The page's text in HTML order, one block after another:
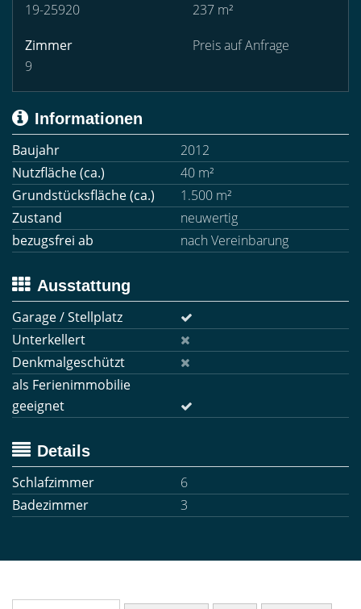
19-25920
237 m²
Zimmer
9
Preis auf Anfrage
Informationen
Baujahr
2012
Nutzfläche (ca.)
40 m²
Grundstücksfläche (ca.)
1.500 m²
Zustand
neuwertig
bezugsfrei ab
nach Vereinbarung
Ausstattung
Garage / Stellplatz
Unterkellert
Denkmalgeschützt
als Ferienimmobilie
geeignet
Details
Schlafzimmer
6
Badezimmer
3